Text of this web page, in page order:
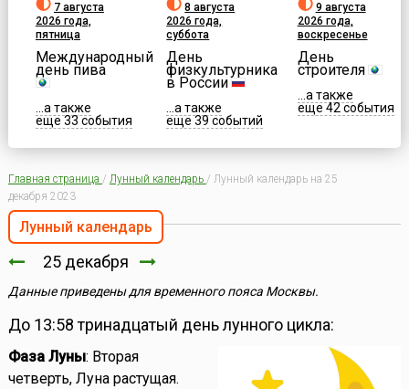
7 августа
2026 года,
пятница
Международный
день пива
...а также
еще 33 события
8 августа
2026 года,
суббота
День
физкультурника
в России
...а также
еще 39 событий
9 августа
2026 года,
воскресенье
День
строителя
...а также
еще 42 события
Главная страница / Лунный календарь / Лунный календарь на 25
декабря 2023
Лунный календарь
25 декабря
Данные приведены для временного пояса Москвы.
До 13:58 тринадцатый день лунного цикла:
Фаза Луны: Вторая
четверть, Луна растущая.